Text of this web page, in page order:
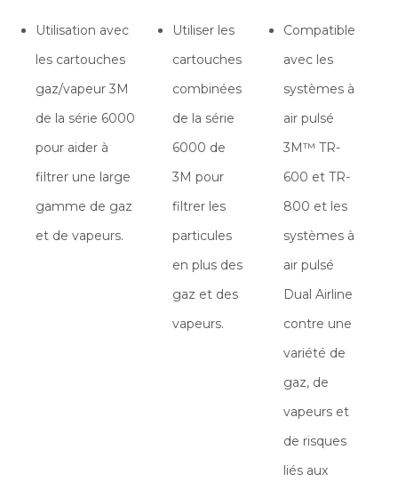
Utilisation avec
les cartouches
gaz/vapeur 3M
de la série 6000
pour aider à
filtrer une large
gamme de gaz
et de vapeurs.
Utiliser les
cartouches
combinées
de la série
6000 de
3M pour
filtrer les
particules
en plus des
gaz et des
vapeurs.
Compatible
avec les
systèmes à
air pulsé
3M™ TR-
600 et TR-
800 et les
systèmes à
air pulsé
Dual Airline
contre une
variété de
gaz, de
vapeurs et
de risques
liés aux